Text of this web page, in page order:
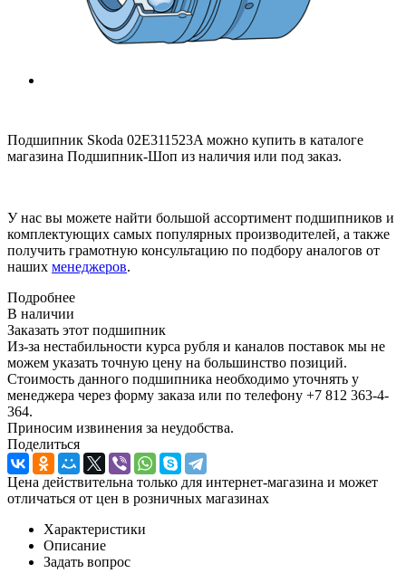
Подшипник Skoda 02E311523A можно купить в каталоге
магазина Подшипник-Шоп из наличия или под заказ.
У нас вы можете найти большой ассортимент подшипников и
комплектующих самых популярных производителей, а также
получить грамотную консультацию по подбору аналогов от
наших менеджеров.
Подробнее
В наличии
Заказать этот подшипник
Из-за нестабильности курса рубля и каналов поставок мы не
можем указать точную цену на большинство позиций.
Стоимость данного подшипника необходимо уточнять у
менеджера через форму заказа или по телефону +7 812 363-4-
364.
Приносим извинения за неудобства.
Поделиться
Цена действительна только для интернет-магазина и может
отличаться от цен в розничных магазинах
Характеристики
Описание
Задать вопрос